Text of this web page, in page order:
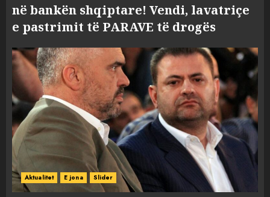
në bankën shqiptare! Vendi, lavatriçe
e pastrimit të PARAVE të drogës
Aktualitet E jona Slider